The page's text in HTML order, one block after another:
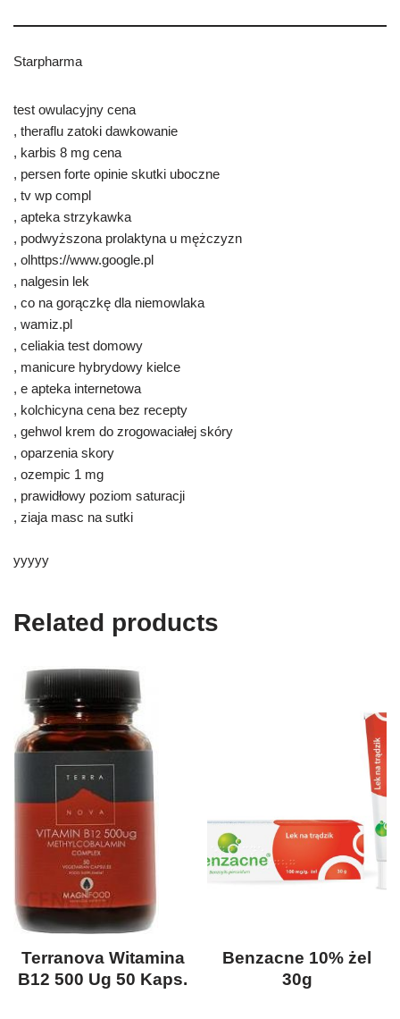
Starpharma
test owulacyjny cena
, theraflu zatoki dawkowanie
, karbis 8 mg cena
, persen forte opinie skutki uboczne
, tv wp compl
, apteka strzykawka
, podwyższona prolaktyna u mężczyzn
, olhttps://www.google.pl
, nalgesin lek
, co na gorączkę dla niemowlaka
, wamiz.pl
, celiakia test domowy
, manicure hybrydowy kielce
, e apteka internetowa
, kolchicyna cena bez recepty
, gehwol krem do zrogowaciałej skóry
, oparzenia skory
, ozempic 1 mg
, prawidłowy poziom saturacji
, ziaja masc na sutki
yyyyy
Related products
Terranova Witamina
B12 500 Ug 50 Kaps.
Benzacne 10% żel
30g